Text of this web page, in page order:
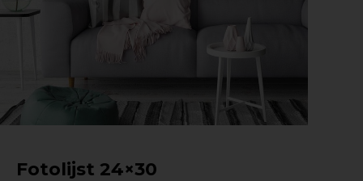
Fotolijst 24×30